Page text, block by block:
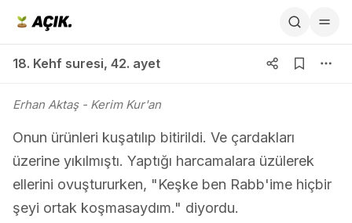
18. Kehf suresi, 42. ayet
Erhan Aktaş- Kerim Kur'an
Onun ürünleri kuşatılıp bitirildi. Ve çardakları
üzerine yıkılmıştı. Yaptığı harcamalara üzülerek
ellerini ovuştururken, "Keşke ben Rabb'ime hiçbir
şeyi ortak koşmasaydım." diyordu.